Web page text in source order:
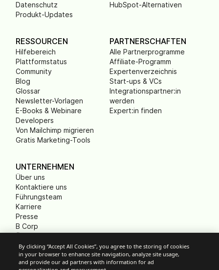
Datenschutz
Produkt-Updates
HubSpot-Alternativen
RESSOURCEN
Hilfebereich
Plattformstatus
Community
Blog
Glossar
Newsletter-Vorlagen
E-Books & Webinare
Developers
Von Mailchimp migrieren
Gratis Marketing-Tools
PARTNERSCHAFTEN
Alle Partnerprogramme
Affiliate-Programm
Expertenverzeichnis
Start-ups & VCs
Integrationspartner:in
werden
Expert:in finden
UNTERNEHMEN
Über uns
Kontaktiere uns
Führungsteam
Karriere
Presse
B Corp
Gemeinnützige
Organisationen (NPO)
By clicking “Accept All Cookies”, you agree to the storing of cookies
in your browser to enhance site navigation, analyze site usage,
and provide our ad partners with information for ad